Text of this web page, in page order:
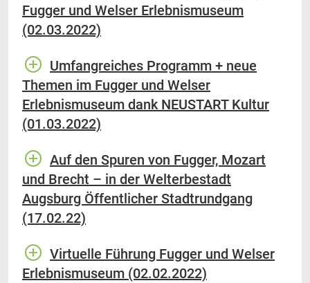
Fugger und Welser Erlebnismuseum
(02.03.2022)
Umfangreiches Programm + neue
Themen im Fugger und Welser
Erlebnismuseum dank NEUSTART Kultur
(01.03.2022)
Auf den Spuren von Fugger, Mozart
und Brecht – in der Welterbestadt
Augsburg Öffentlicher Stadtrundgang
(17.02.22)
Virtuelle Führung Fugger und Welser
Erlebnismuseum (02.02.2022)